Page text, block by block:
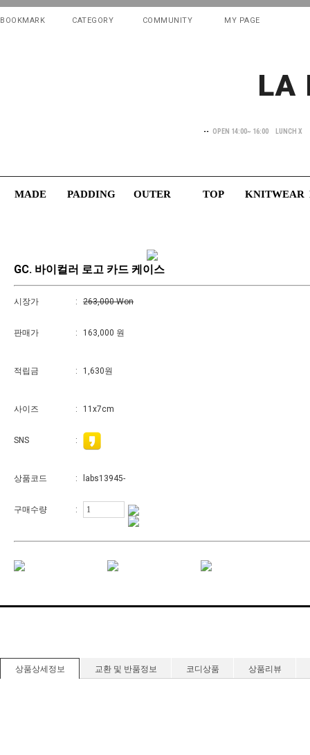
">">">
LA
-- OPEN 14:00~ 16:00 LUNCH X
BOOKMARK CATEGORY COMMUNITY MY PAGE
MADE PADDING OUTER TOP KNITWEAR
GC. 바이컬러 로고 카드 케이스
시장가 : 263,000 Won
판매가 : 163,000 원
적립금 : 1,630원
사이즈 : 11x7cm
SNS :
상품코드 : labs13945-
구매수량 :
상품상세정보 교환 및 반품정보 코디상품 상품리뷰